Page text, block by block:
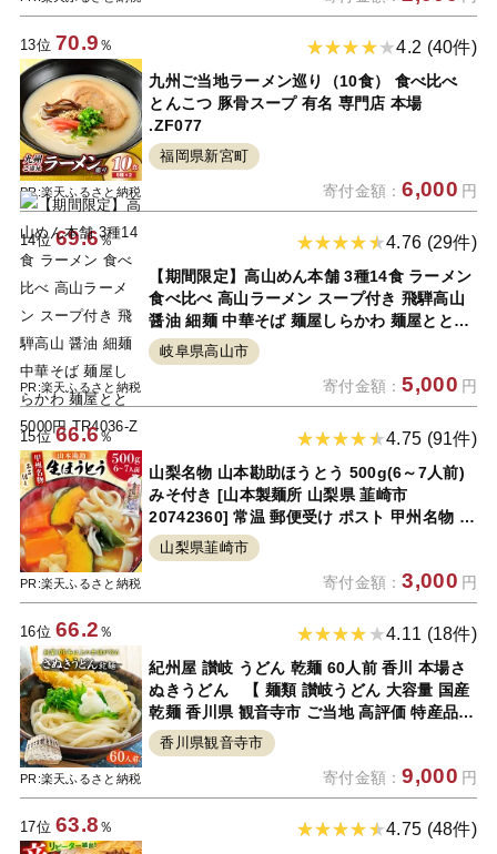
13位 70.9 ％
PR:楽天ふるさと納税
4.2 (40件)
九州ご当地ラーメン巡り（10食） 食べ比べ
とんこつ 豚骨スープ 有名 専門店 本場
.ZF077
福岡県新宮町
寄付金額：6,000 円
14位69.6％
PR:楽天ふるさと納税
4.76 (29件)
【期間限定】高山めん本舗 3種14食 ラーメン
食べ比べ 高山ラーメン スープ付き 飛騨高山
醤油 細麺 中華そば 麺屋しらかわ 麺屋とと
5000円 TR4036-Z
岐阜県高山市
寄付金額：5,000 円
15位66.6％
PR:楽天ふるさと納税
4.75 (91件)
山梨名物 山本勘助ほうとう 500g(6～7人前)
みそ付き [山本製麺所 山梨県 韮崎市
20742360] 常温 郵便受け ポスト 甲州名物 郷
土料理 うどん 麺 ほうとう 生麺 もちもち
山梨県韮崎市
寄付金額：3,000 円
16位66.2 ％
PR:楽天ふるさと納税
4.11 (18件)
紀州屋 讃岐 うどん 乾麺 60人前 香川 本場さ
ぬきうどん 【 麺類 讃岐うどん 大容量 国産
乾麺 香川県 観音寺市 ご当地 高評価 特産品
讃岐 長期保存 9000円 9千円 干しうどん 麺
さぬきの老舗 製麺所 人気 お取り寄せグルメ
香川県観音寺市
寄付金額：9,000 円
17位63.8 ％ 4.75 (48件)